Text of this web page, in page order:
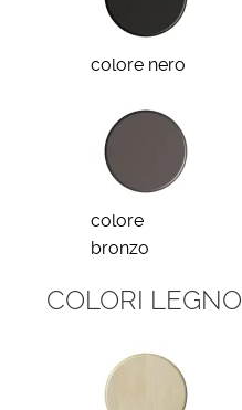
colore nero
colore
bronzo
COLORI LEGNO